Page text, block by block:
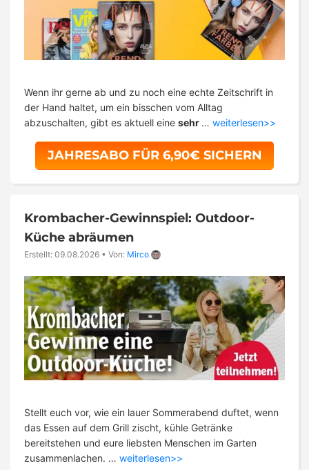
Wenn ihr gerne ab und zu noch eine echte Zeitschrift in
der Hand haltet, um ein bisschen vom Alltag
abzuschalten, gibt es aktuell eine sehr … weiterlesen>>
JAHRESABO FÜR 6,90€ SICHERN
Krombacher-Gewinnspiel: Outdoor-
Küche abräumen
Erstellt: 09.08.2026 • Von: Mirco
Stellt euch vor, wie ein lauer Sommerabend duftet, wenn
das Essen auf dem Grill zischt, kühle Getränke
bereitstehen und eure liebsten Menschen im Garten
zusammenlachen. … weiterlesen>>